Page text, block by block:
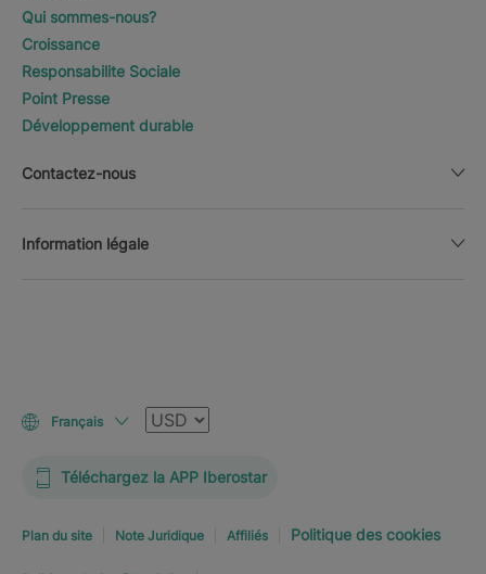
Qui sommes-nous?
Croissance
Responsabilite Sociale
Point Presse
Développement durable
Contactez-nous
Information légale
Français Devise
Téléchargez la APP Iberostar
Plan du site Note Juridique Affiliés Politique des cookies